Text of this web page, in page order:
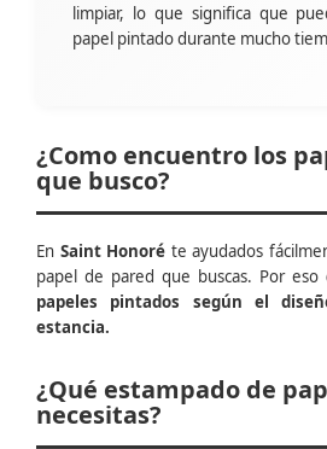
limpiar, lo que significa que
papel pintado durante mucho
¿Como encuentro los
que busco?
En Saint Honoré te ayudados
papel de pared que buscas. Por eso
papeles pintados según el
estancia.
¿Qué estampado de
necesitas?